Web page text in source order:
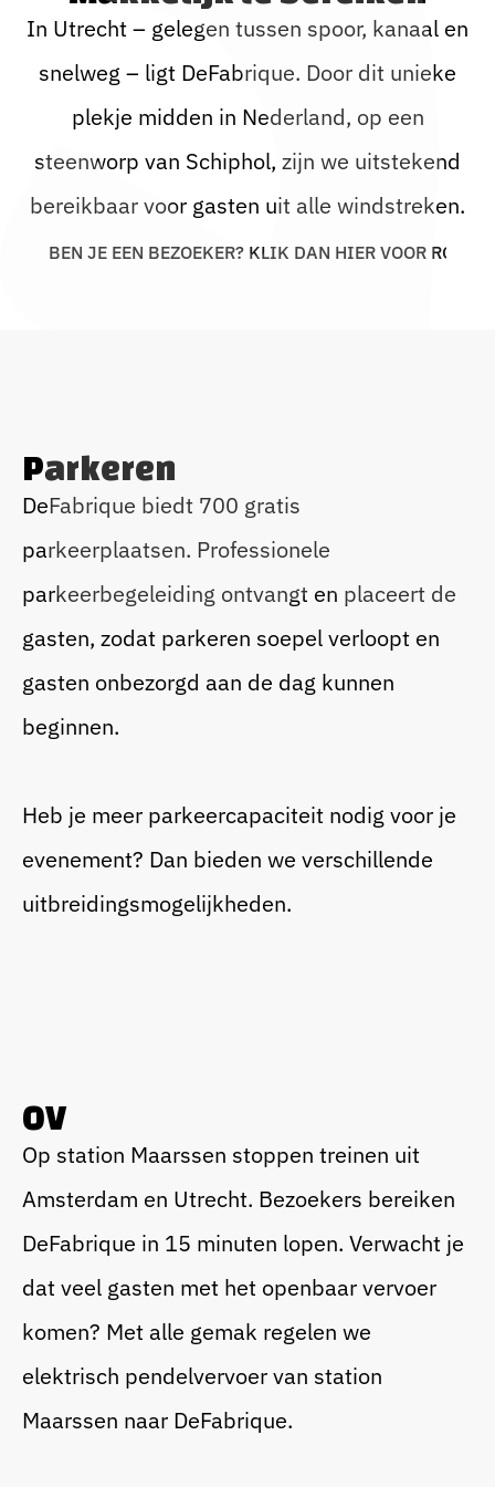
Bedrijfsfeest
Cases
In Utrecht – gelegen tussen spoor, kanaal en
snelweg – ligt DeFabrique. Door dit unieke
plekje midden in Nederland, op een
steenworp van Schiphol, zijn we uitstekend
bereikbaar voor gasten uit alle windstreken.
BEN JE EEN BEZOEKER? KLIK DAN HIERVOOR RO
Parkeren
DeFabrique biedt 700 gratis
parkeerplaatsen. Professionele
parkeerbegeleiding ontvangt en placeert de
gasten, zodat parkeren soepel verloopt en
gasten onbezorgd aan de dag kunnen
beginnen.
Heb je meer parkeercapaciteit nodig voor je
evenement? Dan bieden we verschillende
uitbreidingsmogelijkheden.
OV
Op station Maarssen stoppen treinen uit
Amsterdam en Utrecht. Bezoekers bereiken
DeFabrique in 15 minuten lopen. Verwacht je
dat veel gasten met het openbaar vervoer
komen? Met alle gemak regelen we
elektrisch pendelvervoer van station
Maarssen naar DeFabrique.